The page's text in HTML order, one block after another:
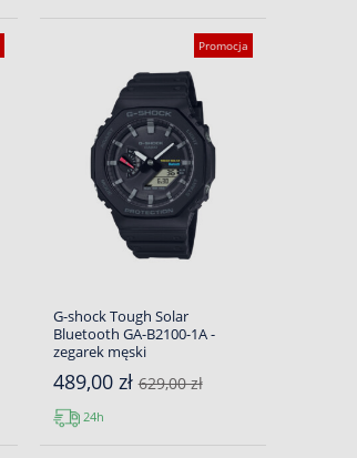
Promocja
G-shock Tough Solar
Bluetooth GA-B2100-1A -
zegarek męski
489,00 zł629,00 zł
24h